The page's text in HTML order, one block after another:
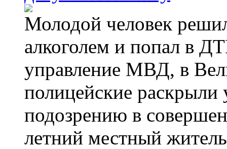
Молодой человек
алкоголем и попал в
управление МВД, в
полицейские
подозрению в
летний местный